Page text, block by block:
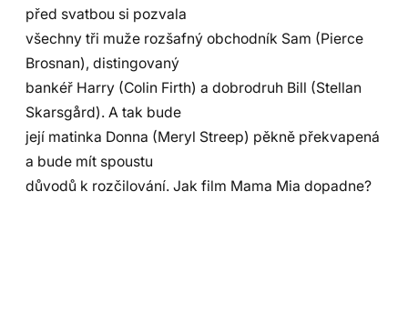
před svatbou si pozvala
všechny tři muže rozšafný obchodník Sam (Pierce
Brosnan), distingovaný
bankéř Harry (Colin Firth) a dobrodruh Bill (Stellan
Skarsgård). A tak bude
její matinka Donna (Meryl Streep) pěkně překvapená
a bude mít spoustu
důvodů k rozčilování. Jak film Mama Mia dopadne?